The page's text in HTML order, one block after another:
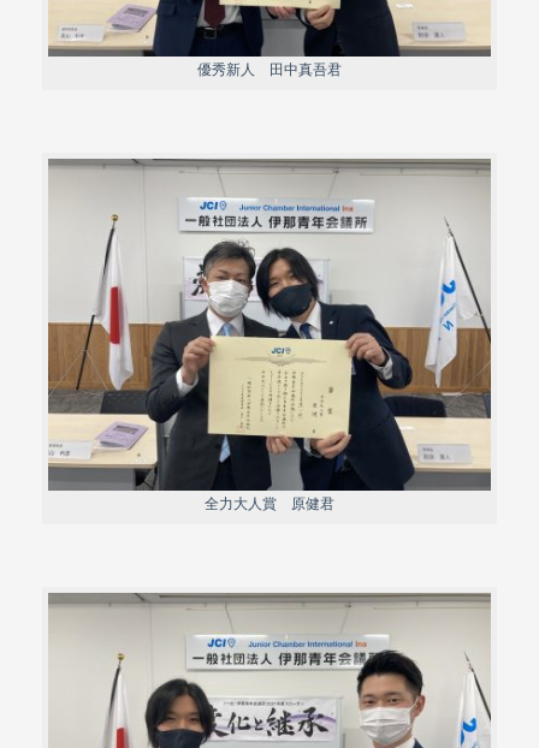
優秀新人 田中真吾君
全力大人賞 原健君